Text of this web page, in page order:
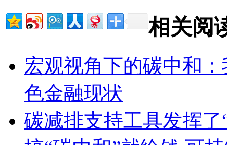
相关阅
宏观视角下的碳中和
色金融现状
碳减排支持工具发挥了